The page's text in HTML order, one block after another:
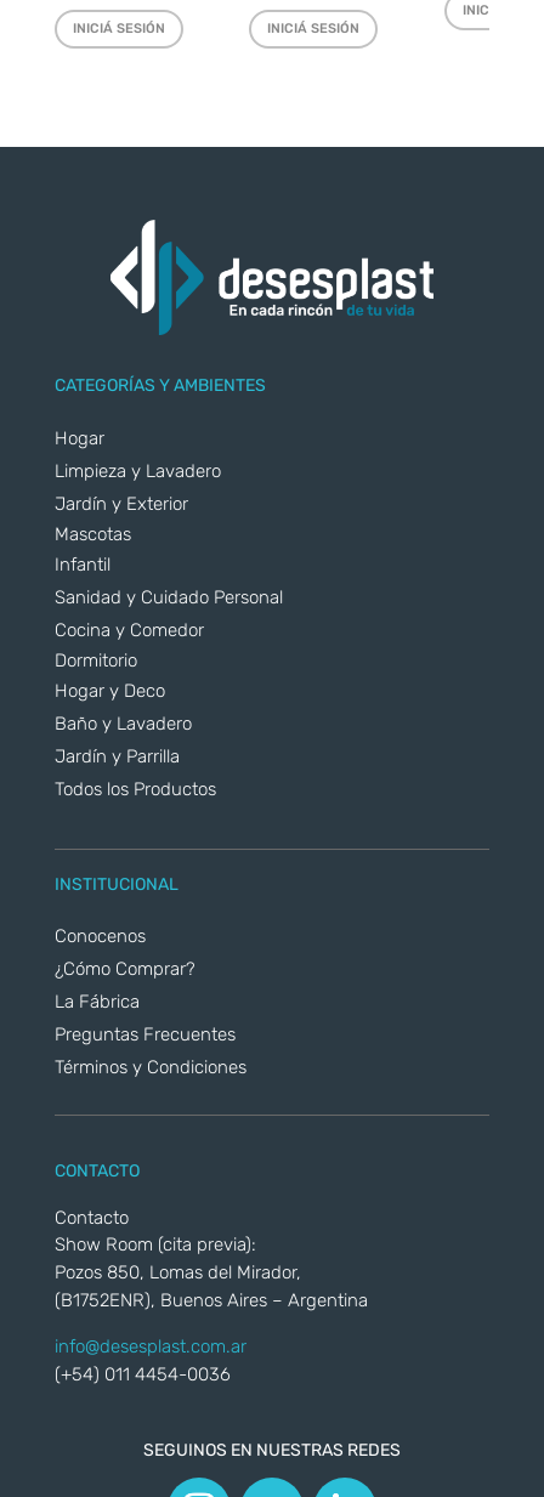
INICIÁ SESIÓN INICIÁ SESIÓN
INICIÁ
CATEGORÍAS Y AMBIENTES
Hogar
Limpieza y Lavadero
Jardín y Exterior
Mascotas
Infantil
Sanidad y Cuidado Personal
Cocina y Comedor
Dormitorio
Hogar y Deco
Baño y Lavadero
Jardín y Parrilla
Todos los Productos
INSTITUCIONAL
Conocenos
¿Cómo Comprar?
La Fábrica
Preguntas Frecuentes
Términos y Condiciones
CONTACTO
Contacto
Show Room (cita previa):
Pozos 850, Lomas del Mirador,
(B1752ENR), Buenos Aires – Argentina
info@desesplast.com.ar
(+54) 011 4454-0036
SEGUINOS EN NUESTRAS REDES